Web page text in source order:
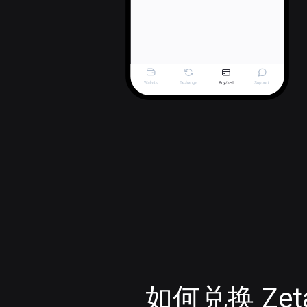
如何兑换